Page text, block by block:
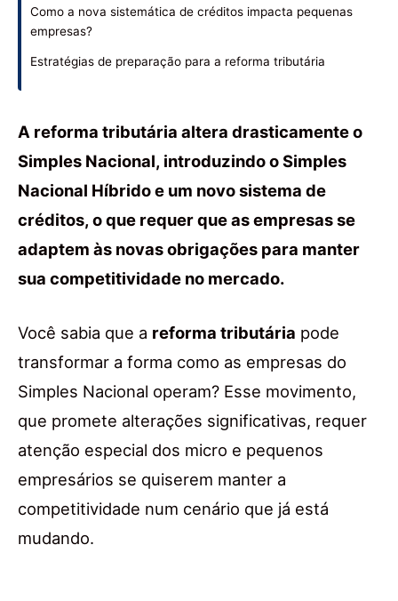
Como a nova sistemática de créditos impacta pequenas
empresas?
Estratégias de preparação para a reforma tributária
A reforma tributária altera drasticamente o
Simples Nacional, introduzindo o Simples
Nacional Híbrido e um novo sistema de
créditos, o que requer que as empresas se
adaptem às novas obrigações para manter
sua competitividade no mercado.
Você sabia que a reforma tributária pode
transformar a forma como as empresas do
Simples Nacional operam? Esse movimento,
que promete alterações significativas, requer
atenção especial dos micro e pequenos
empresários se quiserem manter a
competitividade num cenário que já está
mudando.